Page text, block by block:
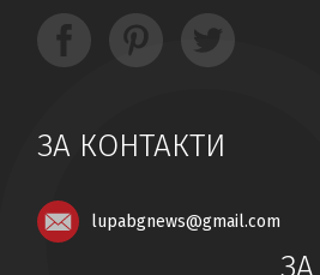
ЗА КОНТАКТИ
lupabgnews@gmail.com